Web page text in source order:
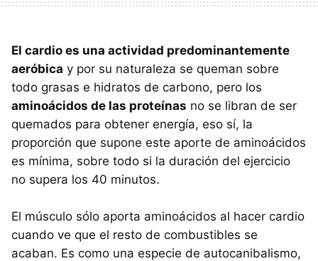
El cardio es una actividad predominantemente
aeróbica y por su naturaleza se queman sobre
todo grasas e hidratos de carbono, pero los
aminoácidos de las proteínas no se libran de ser
quemados para obtener energía, eso sí, la
proporción que supone este aporte de aminoácidos
es mínima, sobre todo si la duración del ejercicio
no supera los 40 minutos.
El músculo sólo aporta aminoácidos al hacer cardio
cuando ve que el resto de combustibles se
acaban. Es como una especie de autocanibalismo,